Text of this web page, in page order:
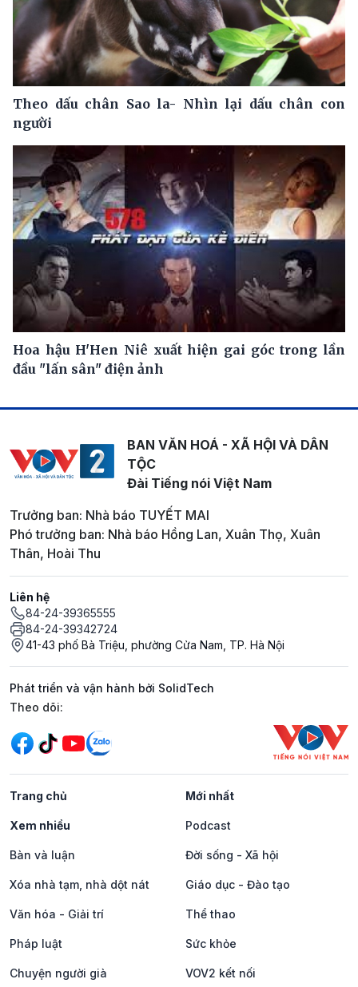
Theo dấu chân Sao la- Nhìn lại dấu chân con
người
Hoa hậu H'Hen Niê xuất hiện gai góc trong lần
đầu "lấn sân" điện ảnh
BAN VĂN HOÁ - XÃ HỘI VÀ DÂN
TỘC
Đài Tiếng nói Việt Nam
Trưởng ban: Nhà báo TUYẾT MAI
Phó trưởng ban: Nhà báo Hồng Lan, Xuân Thọ, Xuân
Thân, Hoài Thu
Liên hệ
84-24-39365555
84-24-39342724
41-43 phố Bà Triệu, phường Cửa Nam, TP. Hà Nội
Phát triển và vận hành bởi SolidTech
Mạng xã hội
Theo dõi:
Trang chủ Mới nhất
Xem nhiều Podcast
Bàn và luận Đời sống - Xã hội
Xóa nhà tạm, nhà dột nát Giáo dục - Đào tạo
Văn hóa - Giải trí Thể thao
Pháp luật Sức khỏe
Chuyện người già VOV2 kết nối